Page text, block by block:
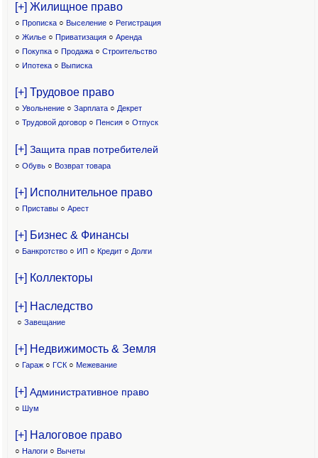
[+] Жилищное право
○ Прописка ○ Выселение ○ Регистрация
○ Жилье ○ Приватизация ○ Аренда
○ Покупка ○ Продажа ○ Строительство
○ Ипотека ○ Выписка
[+] Трудовое право
○ Увольнение ○ Зарплата ○ Декрет
○ Трудовой договор ○ Пенсия ○ Отпуск
[+] Защита прав потребителей
○ Обувь ○ Возврат товара
[+] Исполнительное право
○ Приставы ○ Арест
[+] Бизнес & Финансы
○ Банкротство ○ ИП ○ Кредит ○ Долги
[+] Коллекторы
[+] Наследство
○ Завещание
[+] Недвижимость & Земля
○ Гараж ○ ГСК ○ Межевание
[+] Административное право
○ Шум
[+] Налоговое право
○ Налоги ○ Вычеты